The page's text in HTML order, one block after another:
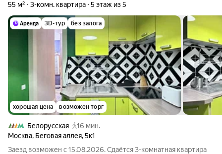
55 м²
3-комн. квартира 5 этаж из 5
3D-тур без залога
хорошая цена возможен торг
Белорусская
16 мин.
Москва, Беговая аллея,5к1
Заезд возможен с 15.08.2026. Сдаётся 3-комнатная квартира